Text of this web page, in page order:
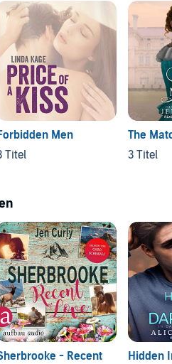
Men
Titel
The
3 Titel
- Recent
Hidden